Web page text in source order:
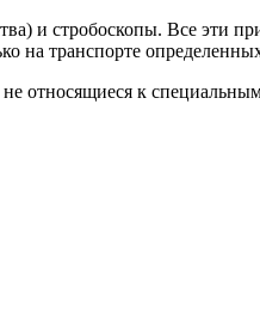
и стробоскопы. Все эти
на транспорте
не относящиеся к